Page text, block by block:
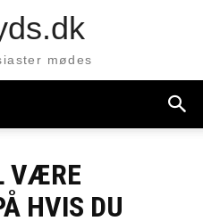
mødes
VÆRE
HVIS DU